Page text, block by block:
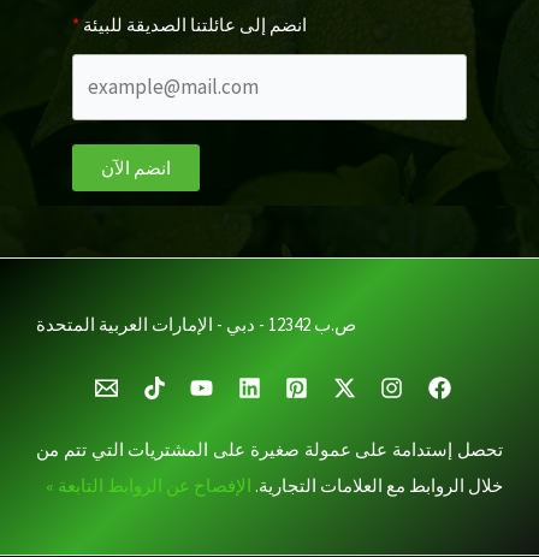
انضم إلى عائلتنا الصديقة للبيئة
انضم الآن
ص.ب 12342 - دبي - الإمارات العربية المتحدة
تحصل إستدامة على عمولة صغيرة على المشتريات التي تتم من
خلال الروابط مع العلامات التجارية.الإفصاح عن الروابط التابعة »